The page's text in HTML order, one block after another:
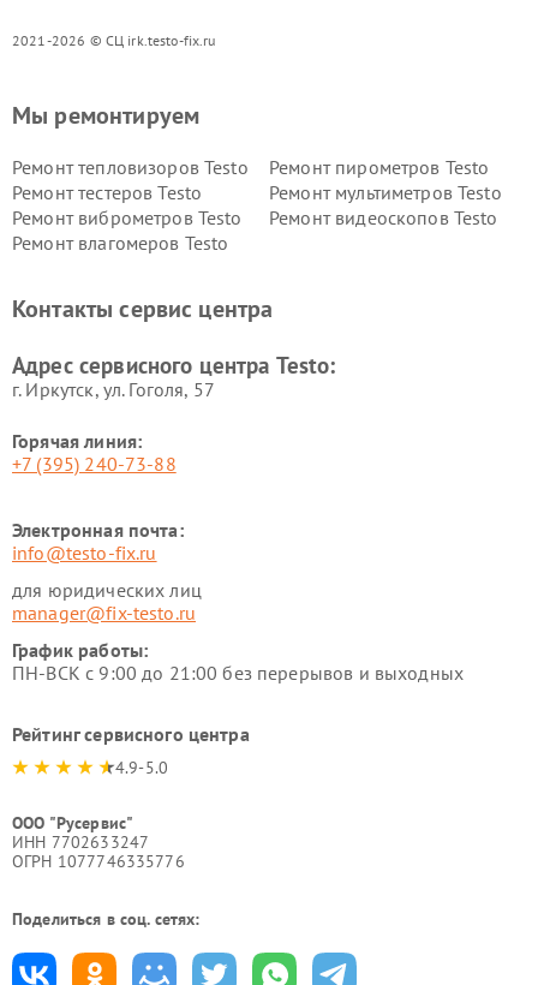
2021-2026 © СЦ irk.testo-fix.ru
Мы ремонтируем
Ремонт тепловизоров Testo
Ремонт пирометров Testo
Ремонт тестеров Testo
Ремонт мультиметров Testo
Ремонт виброметров Testo
Ремонт видеоскопов Testo
Ремонт влагомеров Testo
Контакты сервис центра
Адрес сервисного центра Testo:
г. Иркутск, ул. ​Гоголя, 57
Горячая линия:
+7 (395) 240-73-88
Электронная почта:
info@testo-fix.ru
для юридических лиц
manager@fix-testo.ru
График работы:
ПН-ВСК с 9:00 до 21:00 без перерывов и выходных
Рейтинг сервисного центра
4.9-5.0
ООО "Русервис"
ИНН 7702633247
ОГРН 1077746335776
Поделиться в соц. сетях: